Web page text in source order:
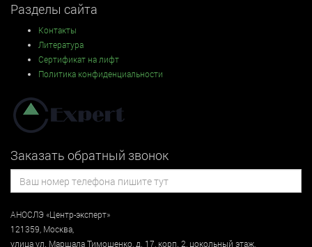
Разделы сайта
Контакты
Литература
Сертификат на лифт
Политика конфиденциальности
Заказать обратный звонок
АНОСЛЭ «Центр-эксперт»
121359 Москва
улицаул. Маршала Тимошенко, д. 17, корп. 2, цокольный этаж